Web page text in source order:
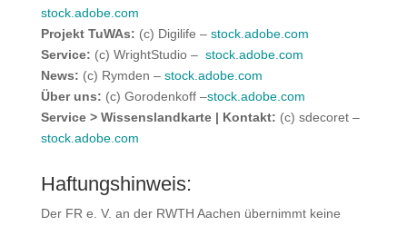
stock.adobe.com
Projekt TuWAs: (c) Digilife –stock.adobe.com
Service: (c) WrightStudio – stock.adobe.com
News: (c) Rymden – stock.adobe.com
Über uns: (c) Gorodenkoff –stock.adobe.com
Service > Wissenslandkarte | Kontakt: (c) sdecoret –
stock.adobe.com
Haftungshinweis:
Der FR e. V. an der RWTH Aachen übernimmt keine